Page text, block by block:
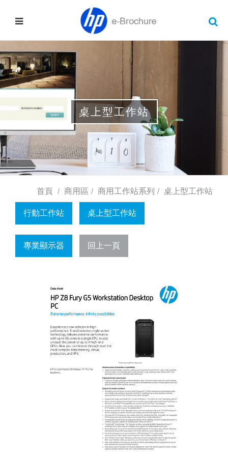
桌上型工作站
首頁 商用區 商用工作站系列 桌上型工作站
行動工作站 桌上型工作站
專業顯示器 回上一頁